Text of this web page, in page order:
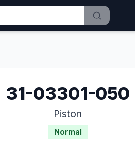
31-03301-050
Piston
Normal